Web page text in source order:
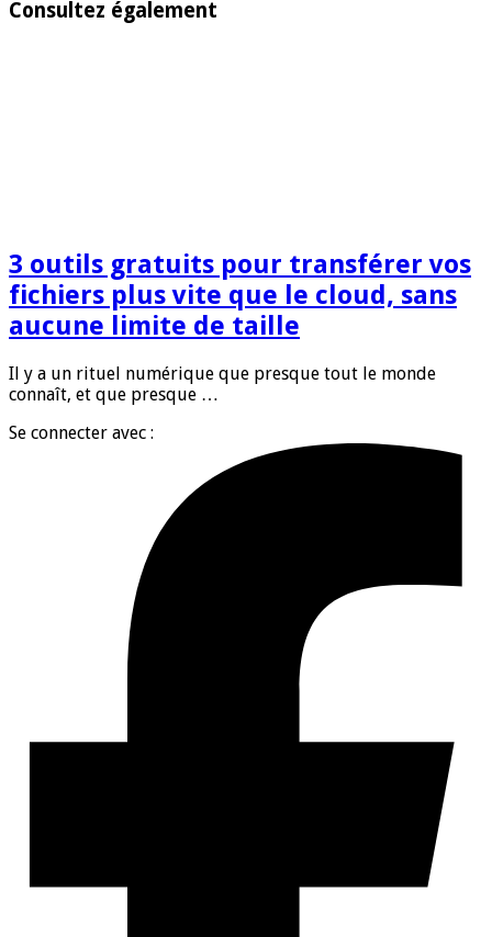
Consultez également
3 outils gratuits pour transférer vos
fichiers plus vite que le cloud, sans
aucune limite de taille
Il y a un rituel numérique que presque tout le monde
connaît, et que presque …
Se connecter avec :